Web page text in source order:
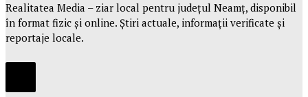
Realitatea Media – ziar local pentru județul Neamț, disponibil
în format fizic și online. Știri actuale, informații verificate și
reportaje locale.